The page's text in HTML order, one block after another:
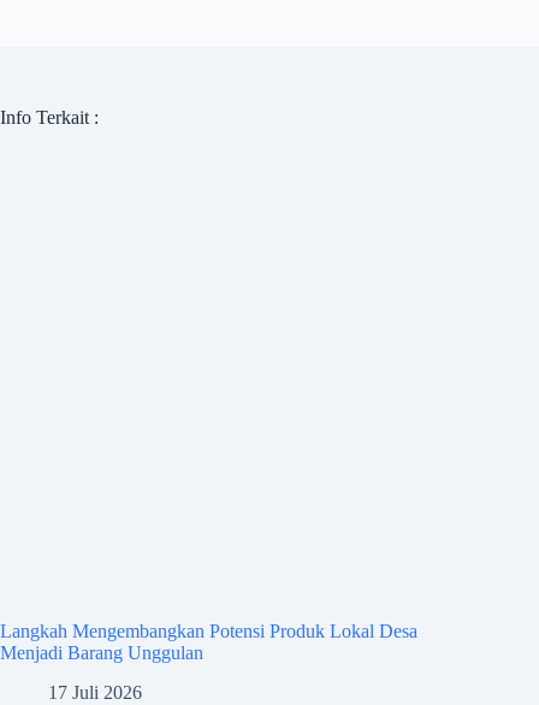
Info Terkait :
Langkah Mengembangkan Potensi Produk Lokal Desa
Menjadi Barang Unggulan
17 Juli 2026